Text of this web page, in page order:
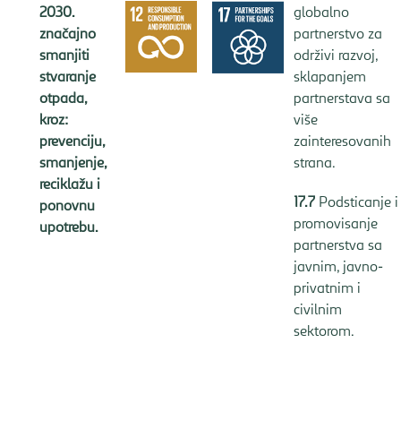
2030.
značajno
smanjiti
stvaranje
otpada,
kroz:
prevenciju,
smanjenje,
reciklažu i
ponovnu
upotrebu.
globalno
partnerstvo za
održivi razvoj,
sklapanjem
partnerstava sa
više
zainteresovanih
strana.
17.7 Podsticanje i
promovisanje
partnerstva sa
javnim, javno-
privatnim i
civilnim
sektorom.